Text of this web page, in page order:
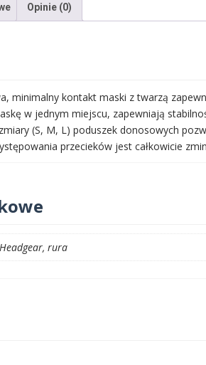
Opinie (0)
minimalny kontakt maski z twarzą
w jednym miejscu, zapewniają
(S, M, L) poduszek donosowych
przecieków jest całkowicie
rura